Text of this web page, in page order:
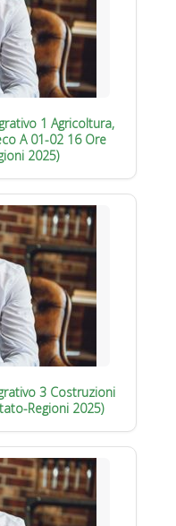
1 Agricoltura,
A 01-02 16 Ore
2025)
3 Costruzioni
Regioni 2025)